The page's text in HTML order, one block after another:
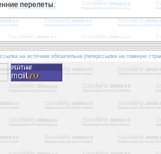
перелеты.
на источник обязательна (гиперссылка на главную